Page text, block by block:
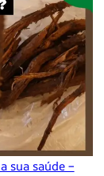
sua saúde –